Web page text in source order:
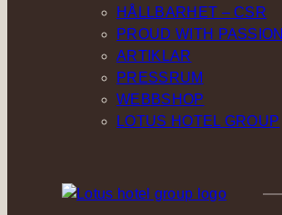
HÅLLBARHET – CSR
PROUD WITH PASSION
ARTIKLAR
PRESSRUM
WEBBSHOP
LOTUS HOTEL GROUP